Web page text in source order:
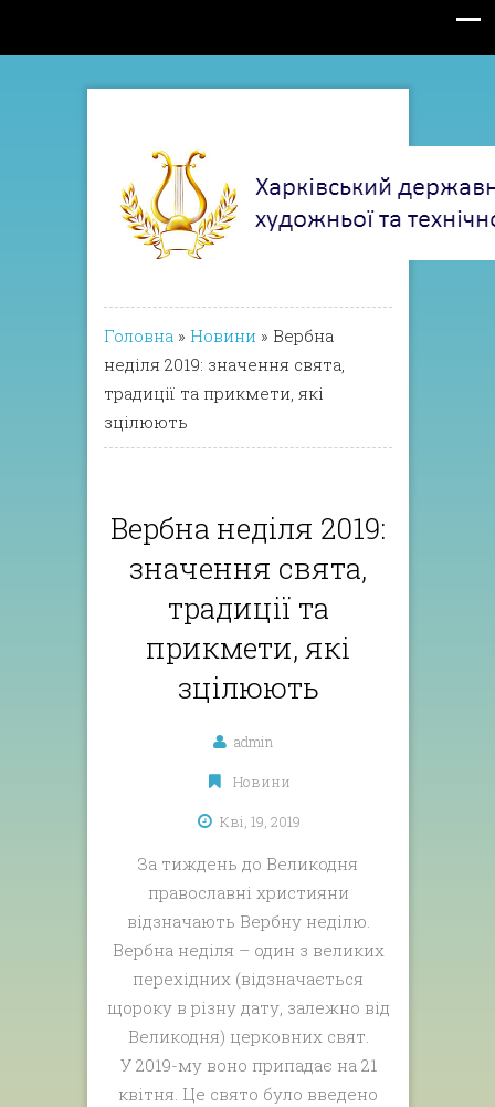
Головна » Новини » Вербна
неділя 2019: значення свята,
традиції та прикмети, які
зцілюють
Вербна неділя 2019:
значення свята,
традиції та
прикмети, які
зцілюють
admin
Новини
Кві, 19, 2019
За тиждень до Великодня
православні християни
відзначають Вербну неділю.
Вербна неділя – один з великих
перехідних (відзначається
щороку в різну дату, залежно від
Великодня) церковних свят.
У 2019-му воно припадає на 21
квітня. Це свято було введено